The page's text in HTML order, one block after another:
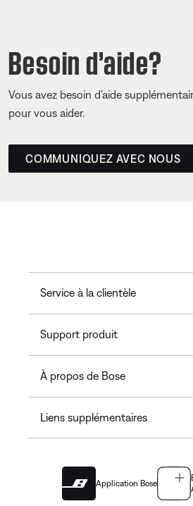
Besoin d’aide?
Vous avez besoin d’aide
pour vous aider.
COMMUNIQUEZ AVEC NOUS
Service à la clientèle
Support produit
À propos de Bose
Liens supplémentaires
Application Bose